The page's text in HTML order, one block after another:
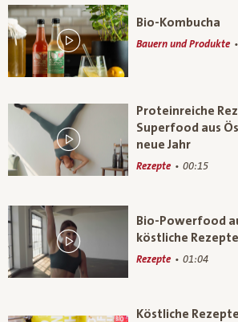
Bio-Kombucha
Bauern und Produkte
Proteinreiche
Superfood aus
neue Jahr
Rezepte 00:15
Bio-Powerfood
köstliche
Rezepte 01:04
Köstliche